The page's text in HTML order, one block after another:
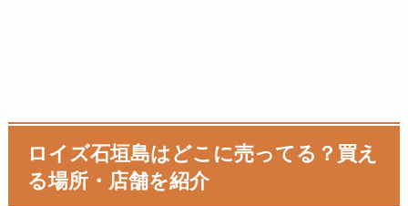
ロイズ石垣島はどこに売ってる？買え
る場所・店舗を紹介